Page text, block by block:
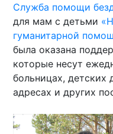
Служба помощи
для мам с детьми
гуманитарной
была оказана
которые несут
больницах, детских
адресах и других